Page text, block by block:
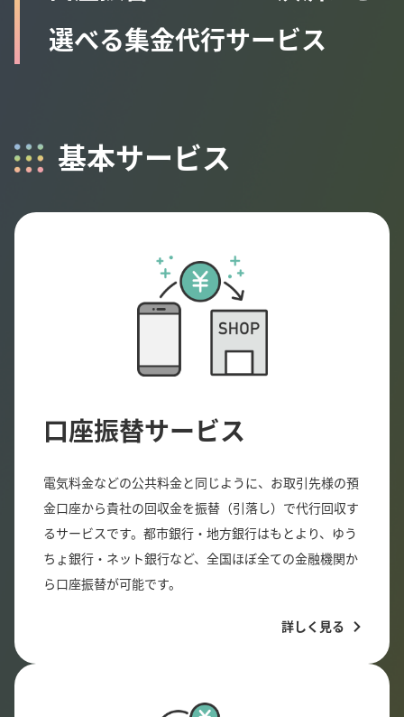
選べる集金代行サービス
基本サービス
口座振替サービス
電気料金などの公共料金と同じように、お取引先様の預
金口座から貴社の回収金を振替（引落し）で代行回収す
るサービスです。都市銀行・地方銀行はもとより、ゆう
ちょ銀行・ネット銀行など、全国ほぼ全ての金融機関か
ら口座振替が可能です。
詳しく見る